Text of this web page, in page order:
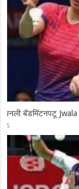
Syed Modi
दमदार कमबॅक
November 28, 2025